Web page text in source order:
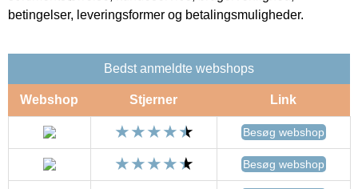
betingelser, leveringsformer og betalingsmuligheder.
Bedst anmeldte webshops
Webshop Stjerner Link
Besøg webshop
Besøg webshop